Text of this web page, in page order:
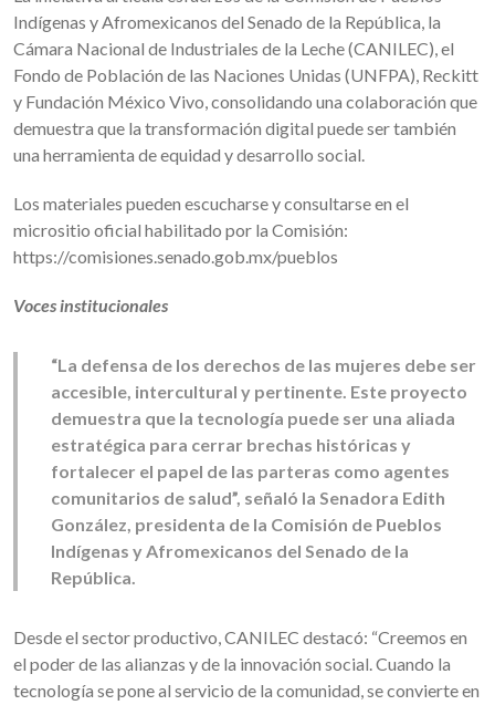
Indígenas y Afromexicanos del Senado de la República, la
Cámara Nacional de Industriales de la Leche (CANILEC), el
Fondo de Población de las Naciones Unidas (UNFPA), Reckitt
y Fundación México Vivo, consolidando una colaboración que
demuestra que la transformación digital puede ser también
una herramienta de equidad y desarrollo social.
Los materiales pueden escucharse y consultarse en el
micrositio oficial habilitado por la Comisión:
https://comisiones.senado.gob.mx/pueblos
Voces institucionales
“La defensa de los derechos de las mujeres debe ser
accesible, intercultural y pertinente. Este proyecto
demuestra que la tecnología puede ser una aliada
estratégica para cerrar brechas históricas y
fortalecer el papel de las parteras como agentes
comunitarios de salud”, señaló la Senadora Edith
González, presidenta de la Comisión de Pueblos
Indígenas y Afromexicanos del Senado de la
República.
Desde el sector productivo, CANILEC destacó: “Creemos en
el poder de las alianzas y de la innovación social. Cuando la
tecnología se pone al servicio de la comunidad, se convierte en